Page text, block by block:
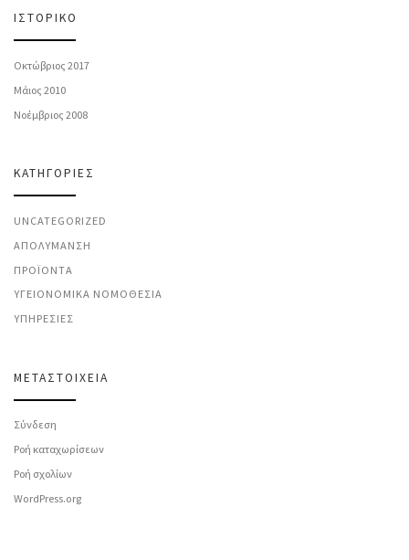
ΙΣΤΟΡΙΚΌ
Οκτώβριος 2017
Μάιος 2010
Νοέμβριος 2008
KΑΤΗΓΟΡΊΕΣ
UNCATEGORIZED
ΑΠΟΛΎΜΑΝΣΗ
ΠΡΟΪΌΝΤΑ
ΥΓΕΙΟΝΟΜΙΚΆ ΝΟΜΟΘΕΣΊΑ
ΥΠΗΡΕΣΊΕΣ
ΜΕΤΑΣΤΟΙΧΕΊΑ
Σύνδεση
Ροή καταχωρίσεων
Ροή σχολίων
WordPress.org